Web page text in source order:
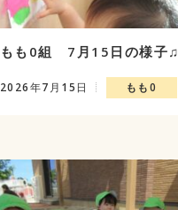
もも0組 7月15日の様子♫
2026年7月15日 もも0